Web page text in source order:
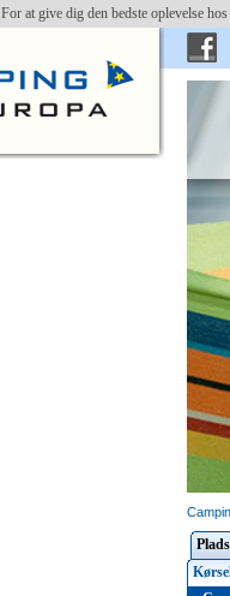
For at give dig den bedste oplevelse